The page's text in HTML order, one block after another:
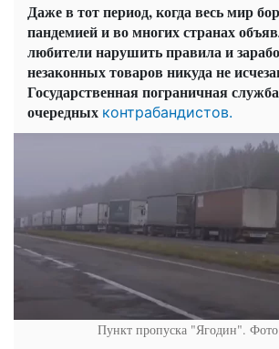
Даже в тот период, когда весь мир
пандемией и во многих странах
любители нарушить правила и
незаконных товаров никуда не
Государственная пограничная
очередных контрабандистов.
Пункт пропуска "Ягодин".